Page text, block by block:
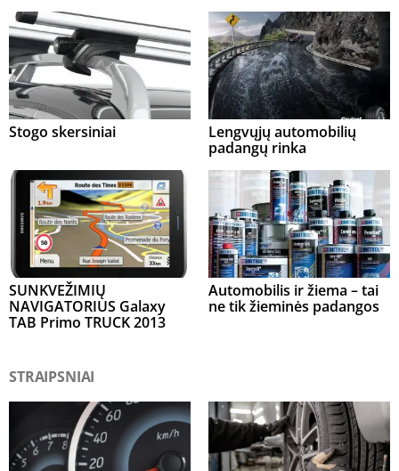
Stogo skersiniai
Lengvųjų automobilių
padangų rinka
SUNKVEŽIMIŲ
NAVIGATORIUS Galaxy
TAB Primo TRUCK 2013
Automobilis ir žiema – tai
ne tik žieminės padangos
STRAIPSNIAI